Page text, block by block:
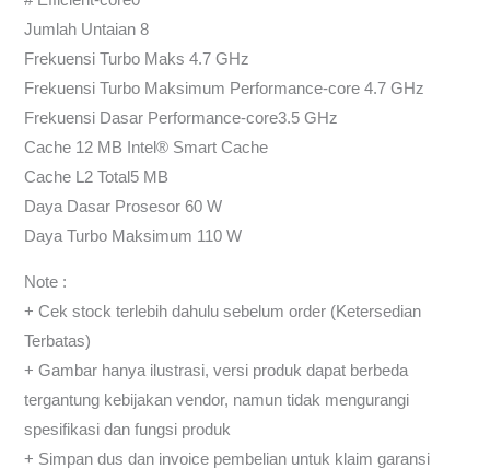
Jumlah Untaian 8
Frekuensi Turbo Maks 4.7 GHz
Frekuensi Turbo Maksimum Performance-core 4.7 GHz
Frekuensi Dasar Performance-core3.5 GHz
Cache 12 MB Intel® Smart Cache
Cache L2 Total5 MB
Daya Dasar Prosesor 60 W
Daya Turbo Maksimum 110 W
Note :
+ Cek stock terlebih dahulu sebelum order (Ketersedian
Terbatas)
+ Gambar hanya ilustrasi, versi produk dapat berbeda
tergantung kebijakan vendor, namun tidak mengurangi
spesifikasi dan fungsi produk
+ Simpan dus dan invoice pembelian untuk klaim garansi